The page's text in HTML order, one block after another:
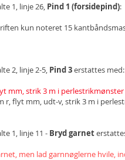
1, linje 26, Pind 1 (forsidepind):
kun noteret 15
2, linje 2-5, Pind 3erstattes med:
mm, strik 3 m i
r, flyt mm, udt-v, strik 3 m i
1, linje 11 - Bryd garnet
men lad garnnøglerne hvile,